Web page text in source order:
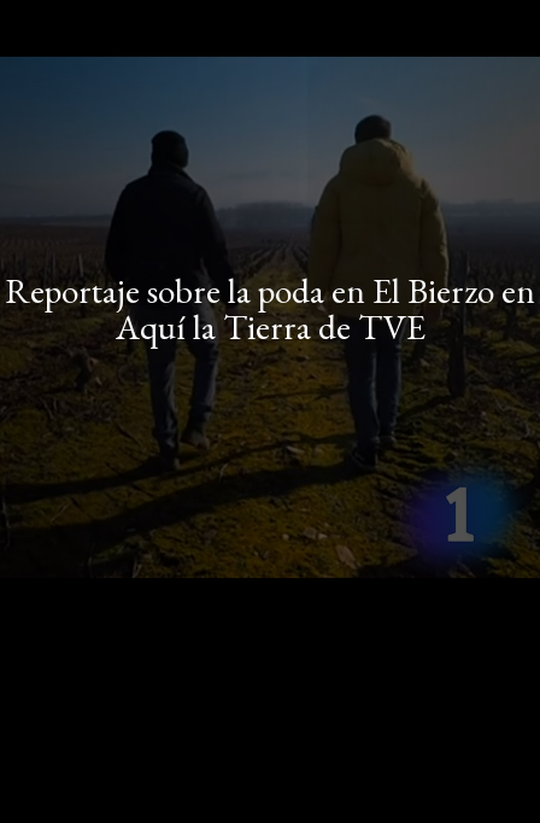
Reportaje sobre la poda en El Bierzo en
Aquí la Tierra de TVE